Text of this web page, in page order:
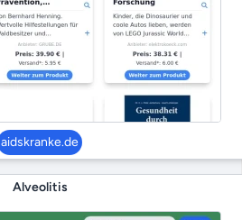
aidskranke.de
Alveolitis